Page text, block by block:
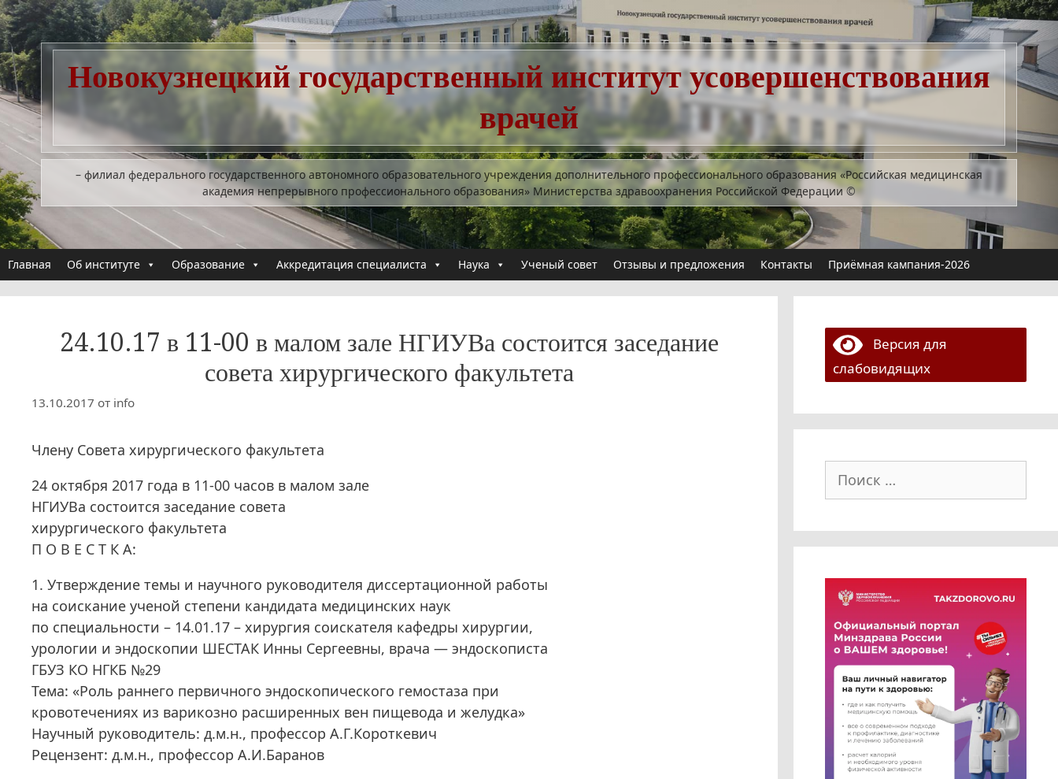
Перейти
к
содержимому
Новокузнецкий государственный институт усовершенствования
врачей
– филиал федерального государственного автономного образовательного учреждения дополнительного профессионального образования «Российская медицинская
академия непрерывного профессионального образования» Министерства здравоохранения Российской Федерации©
Главная Об институте Образование Аккредитация специалиста Наука Ученый совет Отзывы и предложения Контакты Приёмная кампания-2026
24.10.17 в 11-00 в малом зале НГИУВа состоится заседание
совета хирургического факультета
13.10.2017 от info
Члену Совета хирургического факультета
24 октября 2017 года в 11-00 часов в малом зале
НГИУВа состоится заседание совета
хирургического факультета
П О В Е С Т К А:
1. Утверждение темы и научного руководителя диссертационной работы
на соискание ученой степени кандидата медицинских наук
по специальности – 14.01.17 – хирургия соискателя кафедры хирургии,
урологии и эндоскопии ШЕСТАК Инны Сергеевны, врача — эндоскописта
ГБУЗ КО НГКБ №29
Тема: «Роль раннего первичного эндоскопического гемостаза при
кровотечениях из варикозно расширенных вен пищевода и желудка»
Научный руководитель: д.м.н., профессор А.Г.Короткевич
Рецензент: д.м.н., профессор А.И.Баранов
Версия для
слабовидящих